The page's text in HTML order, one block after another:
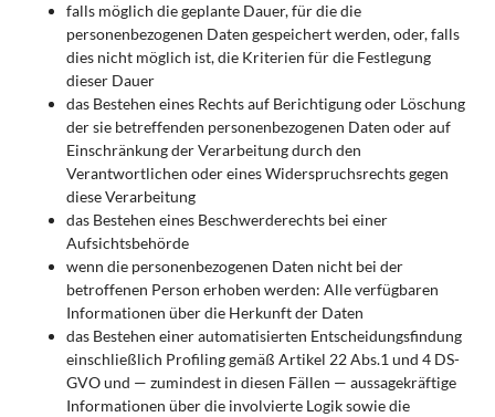
falls möglich die geplante Dauer, für die die
personenbezogenen Daten gespeichert werden, oder, falls
dies nicht möglich ist, die Kriterien für die Festlegung
dieser Dauer
das Bestehen eines Rechts auf Berichtigung oder Löschung
der sie betreffenden personenbezogenen Daten oder auf
Einschränkung der Verarbeitung durch den
Verantwortlichen oder eines Widerspruchsrechts gegen
diese Verarbeitung
das Bestehen eines Beschwerderechts bei einer
Aufsichtsbehörde
wenn die personenbezogenen Daten nicht bei der
betroffenen Person erhoben werden: Alle verfügbaren
Informationen über die Herkunft der Daten
das Bestehen einer automatisierten Entscheidungsfindung
einschließlich Profiling gemäß Artikel 22 Abs.1 und 4 DS-
GVO und — zumindest in diesen Fällen — aussagekräftige
Informationen über die involvierte Logik sowie die